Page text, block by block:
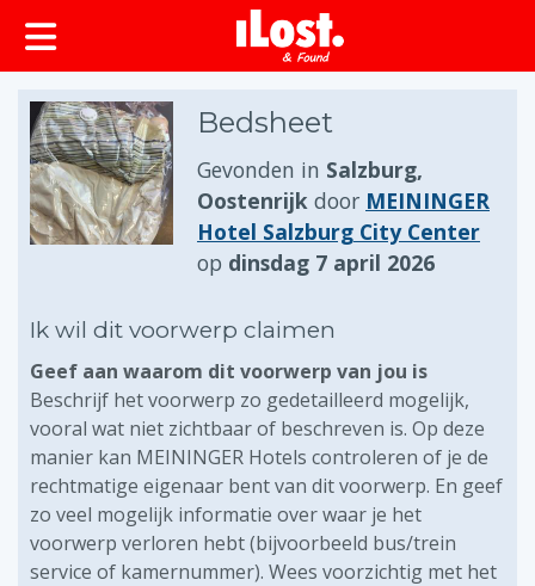
Bedsheet
Gevonden in Salzburg,
Oostenrijk door MEININGER
Hotel Salzburg City Center
op dinsdag 7 april 2026
Ik wil dit voorwerp claimen
Geef aan waarom dit voorwerp van jou is
Beschrijf het voorwerp zo gedetailleerd mogelijk,
vooral wat niet zichtbaar of beschreven is. Op deze
manier kan MEININGER Hotels controleren of je de
rechtmatige eigenaar bent van dit voorwerp. En geef
zo veel mogelijk informatie over waar je het
voorwerp verloren hebt (bijvoorbeeld bus/trein
service of kamernummer). Wees voorzichtig met het